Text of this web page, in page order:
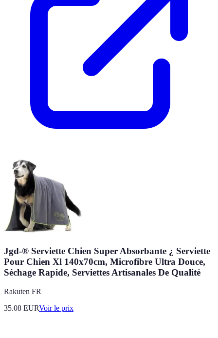
Jgd-® Serviette Chien Super Absorbante ¿ Serviette
Pour Chien Xl 140x70cm, Microfibre Ultra Douce,
Séchage Rapide, Serviettes Artisanales De Qualité
Rakuten FR
35.08 EURVoir le prix